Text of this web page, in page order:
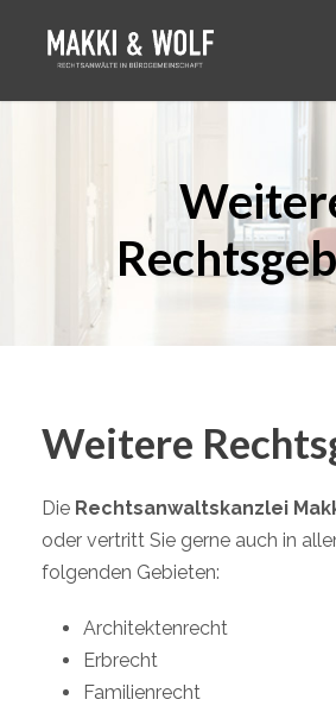
Weitere
Die Rechtsanwaltskanzlei
oder vertritt Sie gerne auch in
folgenden Gebieten:
Architektenrecht
Erbrecht
Familienrecht